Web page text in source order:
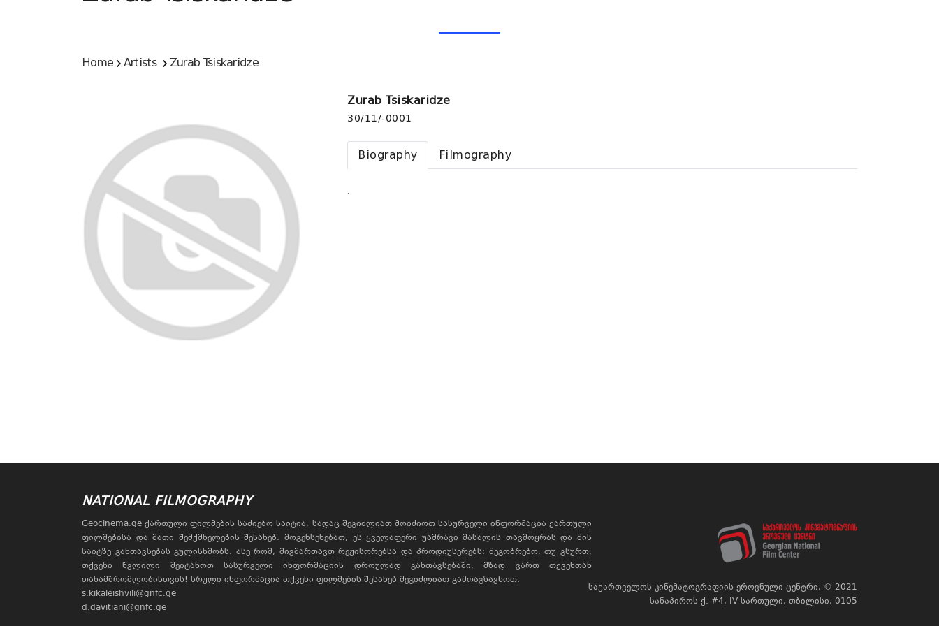
Home Artists Zurab Tsiskaridze
Zurab Tsiskaridze
30/11/-0001
Biography Filmography
.
NATIONAL FILMOGRAPHY
Geocinema.ge ქართული ფილმების საძიებო საიტია, სადაც შეგიძლიათ მოიძიოთ სასურველი ინფორმაცია ქართული
ფილმებისა და მათი შემქმნელების შესახებ. მოგეხსენებათ, ეს ყველაფერი უამრავი მასალის თავმოყრას და მის
საიტზე განთავსებას გულისხმობს. ასე რომ, მივმართავთ რეჟისორებსა და პროდიუსერებს: მეგობრებო, თუ გსურთ,
თქვენი წვლილი შეიტანოთ სასურველი ინფორმაციის დროულად განთავსებაში, მზად ვართ თქვენთან
თანამშრომლობისთვის! სრული ინფორმაცია თქვენი ფილმების შესახებ შეგიძლიათ გამოაგზავნოთ:
s.kikaleishvili@gnfc.ge
d.davitiani@gnfc.ge
საქართველოს კინემატოგრაფიის ეროვნული ცენტრი, © 2021
სანაპიროს ქ. #4, IV სართული, თბილისი, 0105